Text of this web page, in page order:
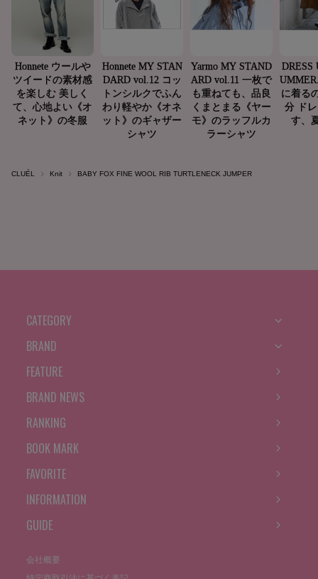
CLUÉL Knit BABY FOX FINE WOOL RIB TURTLENECK JUMPER
CATEGORY
BRAND
FEATURE
BRAND NEWS
RANKING
BOOK MARK
FAVORITE
INFORMATION
GUIDE
会社概要